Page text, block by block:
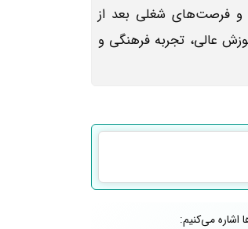
و فرصت‌های شغلی بعد از
عالی، تجربه فرهنگی و
اشاره می‌کنیم: